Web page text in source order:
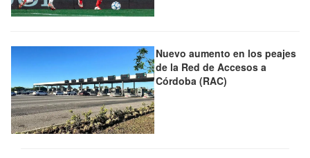
Nuevo aumento en los peajes
de la Red de Accesos a
Córdoba (RAC)